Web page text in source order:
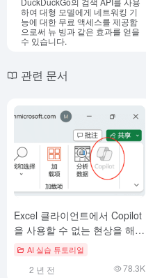
하여 대형 모델에게 네트워킹 기
능에 대한 무료 액세스를 제공함
으로써 뉴 빙과 같은 효과를 얻을
수 있습니다.
관련 문서
Excel 클라이언트에서 Copilot
을 사용할 수 없는 현상을 해결
하는 방법
AI 실습 튜토리얼
2 년 전 78.3K